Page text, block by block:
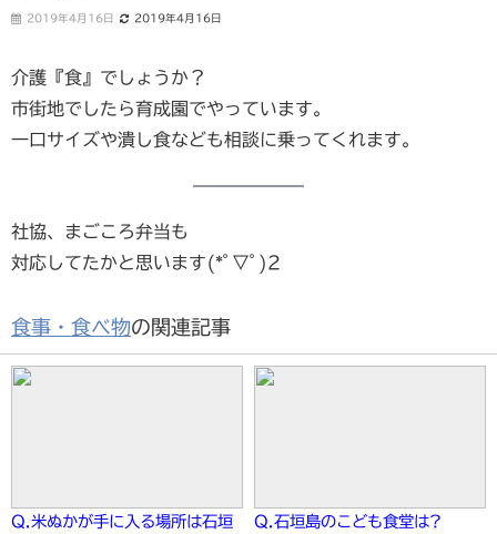
2019年4月16日 2019年4月16日
介護『食』でしょうか？
市街地でしたら育成園でやっています。
一口サイズや潰し食なども相談に乗ってくれます。
社協、まごころ弁当も
対応してたかと思います(*ﾟ▽ﾟ)2
食事・食べ物の関連記事
Q.米ぬかが手に入る場所は石垣
Q.石垣島のこども食堂は?